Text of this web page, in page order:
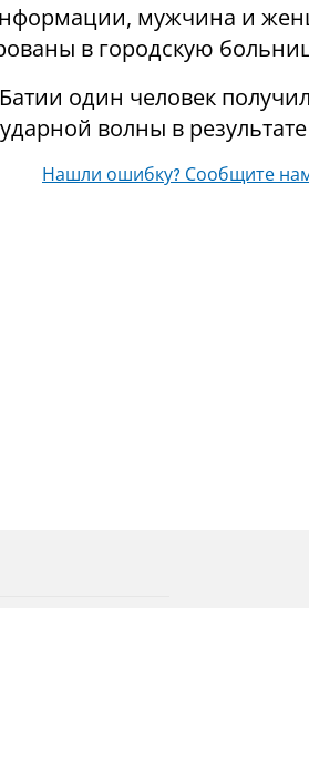
мужчина и
в городскую
один человек
волны в
Нашли ошибку? Сообщите